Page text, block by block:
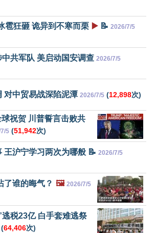
雹狂砸 诡异到不寒而栗 ▶️ 📝 2026/7/5
共军队 美启动国安调查 2026/7/5
对中贸易战深陷泥潭 2026/7/5 (12,898次)
祝贺 川普誓言击败共
5 (51,942次)
王沪宁学习两次为哪般 📝 2026/7/5
了谁的晦气？ 🖼️ 2026/7/5
税23亿 白手套难逃祭
(64,406次)